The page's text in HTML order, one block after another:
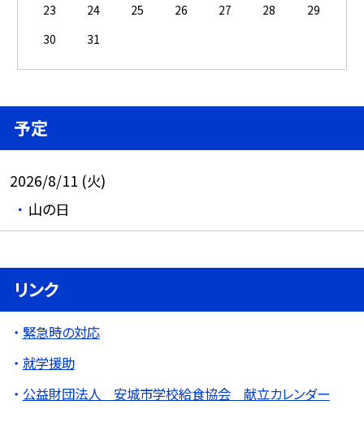
23
24 25 26 27 28
29
30
31
予定
2026/8/11 (火)
山の日
リンク
緊急時の対応
就学援助
公益財団法人 安城市学校給食協会 献立カレンダー